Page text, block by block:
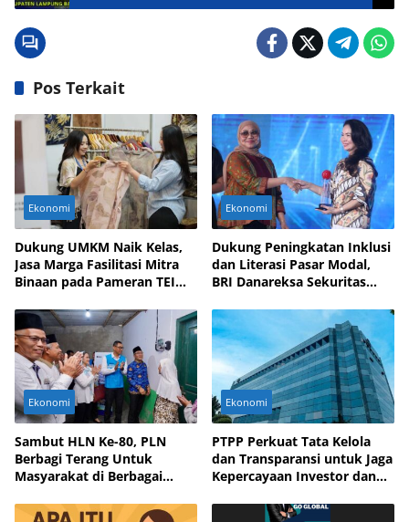
Pos Terkait
Ekonomi
Dukung UMKM Naik Kelas,
Jasa Marga Fasilitasi Mitra
Binaan pada Pameran TEI
Ekonomi
Dukung Peningkatan Inklusi
dan Literasi Pasar Modal,
BRI Danareksa Sekuritas
Ekonomi
Sambut HLN Ke-80, PLN
Berbagi Terang Untuk
Masyarakat di Berbagai
Ekonomi
PTPP Perkuat Tata Kelola
dan Transparansi untuk Jaga
Kepercayaan Investor dan